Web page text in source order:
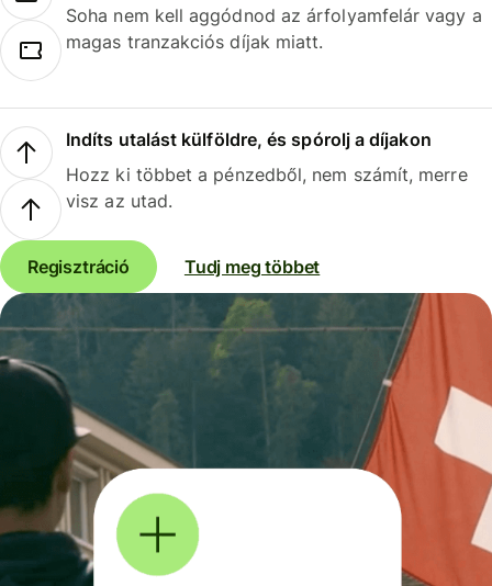
Soha nem kell aggódnod az árfolyamfelár vagy a
magas tranzakciós díjak miatt.
Indíts utalást külföldre, és spórolj a díjakon
Hozz ki többet a pénzedből, nem számít, merre
visz az utad.
Regisztráció Tudj meg többet